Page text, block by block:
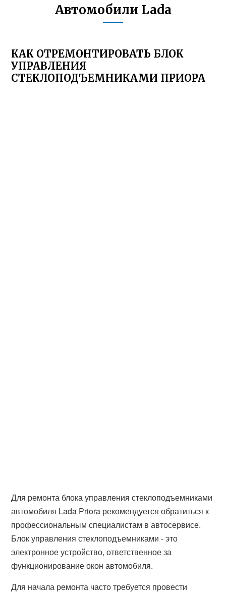
Автомобили Lada
КАК ОТРЕМОНТИРОВАТЬ БЛОК
УПРАВЛЕНИЯ
СТЕКЛОПОДЪЕМНИКАМИ ПРИОРА
Для ремонта блока управления стеклоподъемниками
автомобиля Lada Priora рекомендуется обратиться к
профессиональным специалистам в автосервисе.
Блок управления стеклоподъемниками - это
электронное устройство, ответственное за
функционирование окон автомобиля.
Для начала ремонта часто требуется провести